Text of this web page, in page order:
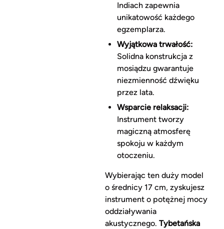
Indiach zapewnia
unikatowość każdego
egzemplarza.
Wyjątkowa trwałość:
Solidna konstrukcja z
mosiądzu gwarantuje
niezmienność dźwięku
przez lata.
Wsparcie relaksacji:
Instrument tworzy
magiczną atmosferę
spokoju w każdym
otoczeniu.
Wybierając ten duży model
o średnicy 17 cm, zyskujesz
instrument o potężnej mocy
oddziaływania
akustycznego. Tybetańska